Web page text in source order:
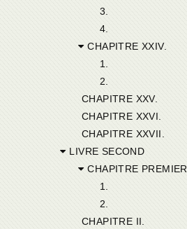
3.
4.
CHAPITRE XXIV.
1.
2.
CHAPITRE XXV.
CHAPITRE XXVI.
CHAPITRE XXVII.
LIVRE SECOND
CHAPITRE PREMIER.
1.
2.
CHAPITRE II.